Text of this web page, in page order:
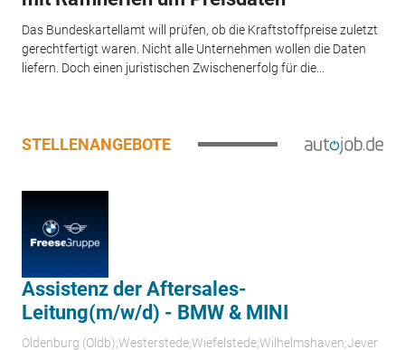
Das Bundeskartellamt will prüfen, ob die Kraftstoffpreise zuletzt
gerechtfertigt waren. Nicht alle Unternehmen wollen die Daten
liefern. Doch einen juristischen Zwischenerfolg für die...
STELLENANGEBOTE
Assistenz der Aftersales-
Leitung(m/w/d) - BMW & MINI
Oldenburg (Oldb);Westerstede;Wiefelstede;Wilhelmshaven;Jever